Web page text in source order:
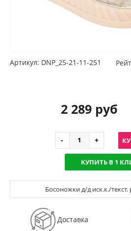
Артикул: DNP_25-21-11-251
2 289 руб
КУПИТЬ В 1
Босоножки д/д иск.к./текст.
Доставка